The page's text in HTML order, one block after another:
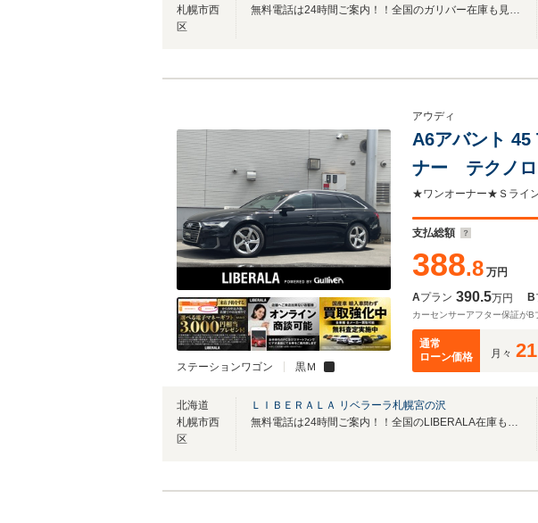
札幌市西
区
無料電話は24時間ご案内！！全国のガリバー在庫も見たい方は一括照会が可能です！
ステーションワゴン 黒Ｍ
アウディ
A6アバント 45
ナー テクノ
コックピット
ヒーター 電
支払総額
388.8 万円
Aプラン 390.5万円 B
カーセンサーアフター保証がB
通常
ローン価格
月々
北海道
札幌市西
区
ＬＩＢＥＲＡＬＡ リベラーラ札幌宮の沢
無料電話は24時間ご案内！！全国のLIBERALA在庫も見たい方は一括照会が可能です！